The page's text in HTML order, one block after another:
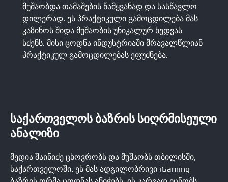
მუშაობდა თამაშების წამყვანად და სასწავლო
დილერად. ეს პრაქტიკული გამოცდილება მას
კაზინოს შიდა მუშაობის უნიკალურ ხედვას
სძენს. მისი ცოდნა ინდუსტრიაში მრავალწლიან
პრაქტიკულ გამოცდილებას ეფუძნება.
ᲡᲐᲥᲐᲠᲗᲕᲔᲚᲝᲡ ᲑᲐᲖᲠᲘᲡ ᲡᲘᲦᲠᲛᲘᲡᲔᲣᲚᲘ
ᲐᲜᲐᲚᲘᲖᲘ
მედია შაინიძე ცხოვრობს და მუშაობს თბილისში,
საქართველოში. ეს მას ადგილობრივი iGaming